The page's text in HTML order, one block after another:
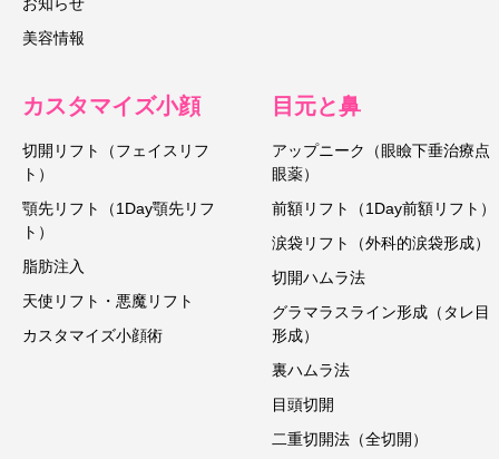
美容情報
カスタマイズ小顔
切開リフト（フェイスリフ
ト）
顎先リフト（1Day顎先リフ
ト）
脂肪注入
天使リフト・悪魔リフト
カスタマイズ小顔術
目元と鼻
アップニーク（眼瞼下垂治療点
眼薬）
前額リフト（1Day前額リフト）
涙袋リフト（外科的涙袋形成）
切開ハムラ法
グラマラスライン形成（タレ目
形成）
裏ハムラ法
目頭切開
二重切開法（全切開）